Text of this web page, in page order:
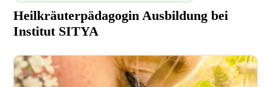
Heilkräuterpädagogin Ausbildung bei
Institut SITYA
216.73.216.182 2026-08-08 07:49:35